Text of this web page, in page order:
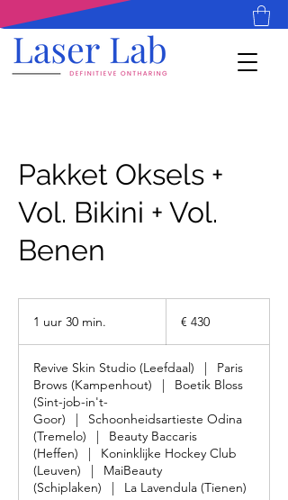
Pakket Oksels +
Vol. Bikini + Vol.
Benen
1 uur 30 min.
3
0
m
i
n
.
€ 430
Revive Skin Studio (Leefdaal) |
Paris
Brows (Kampenhout)
|
Boetik Bloss
(Sint-job-in't-
Goor)
|
Schoonheidsartieste Odina
(Tremelo)
|
Beauty Baccaris
(Heffen)
|
Koninklijke Hockey Club
(Leuven)
|
MaiBeauty
(Schiplaken)
| La Lavendula (Tienen)